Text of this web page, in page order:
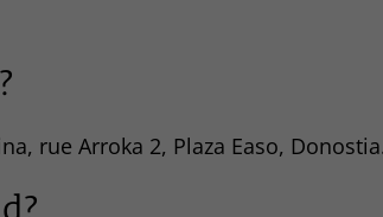
rue Arroka 2, Plaza Easo,